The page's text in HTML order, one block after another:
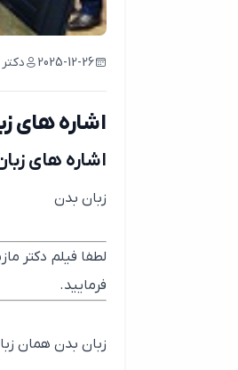
2025-12-26
اشاره های
اشاره های
زبان بدن
لطفا فیلم دکتر
فرمایید.
زبان بدن همان